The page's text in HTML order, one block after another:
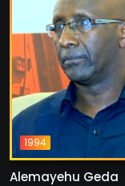
1994
Alemayehu Geda